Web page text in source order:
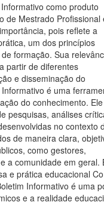
como produto
de Mestrado Profissional
pois reflete a
um dos princípios
formação. Sua
partir de diferentes
e disseminação do
é uma
do conhecimento. Ele
pesquisas, análises
no contexto
de maneira clara,
como gestores,
a comunidade em geral.
e prática educacional
Informativo é uma
e a realidade